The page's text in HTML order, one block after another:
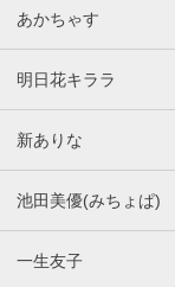
あかちゃす
明日花キララ
新ありな
池田美優(みちょぱ)
一生友子